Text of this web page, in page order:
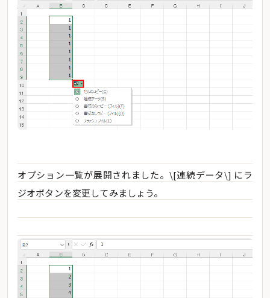
オプション一覧が展開されました。\[連続データ\] にラ
ジオボタンを変更してみましょう。